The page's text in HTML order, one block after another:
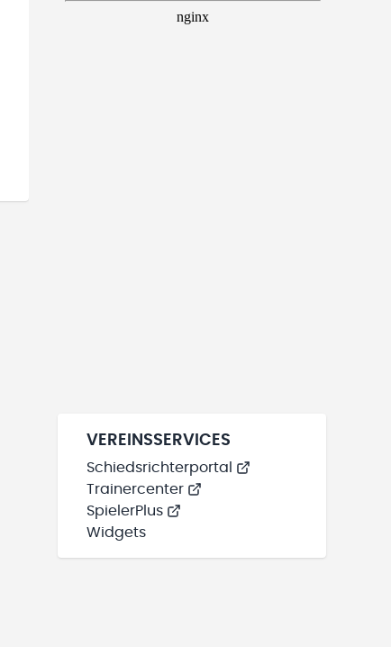
VEREINSSERVICES
Schiedsrichterportal
Trainercenter
SpielerPlus
Widgets